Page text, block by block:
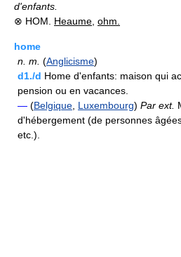
d'enfants.
⊗ HOM. Heaume ohm.
home
n. m. (Anglicisme)
d1./d Home d'enfants: maison qui
pension ou en vacances.
— (Belgique Luxembourg) Par ext.
d'hébergement (de personnes
etc.).